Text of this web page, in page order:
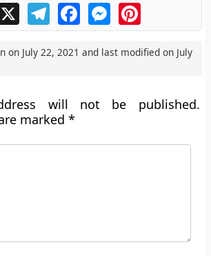
X TelegramFacebookMessengerPinterest
on July 22, 2021 and last modified on July
will not be published.
marked*